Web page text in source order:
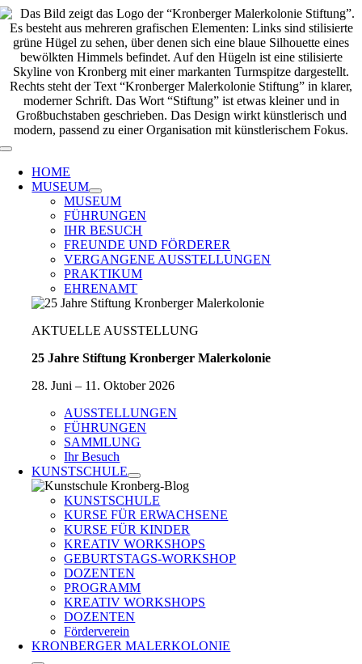
Zum
Inhalt
springen
Toggle
Navigation
HOME
MUSEUM
MUSEUM
FÜHRUNGEN
IHR BESUCH
FREUNDE UND FÖRDERER
VERGANGENE AUSSTELLUNGEN
PRAKTIKUM
EHRENAMT
AKTUELLE AUSSTELLUNG
25 Jahre Stiftung Kronberger Malerkolonie
28. Juni – 11. Oktober 2026
AUSSTELLUNGEN
FÜHRUNGEN
SAMMLUNG
Ihr Besuch
KUNSTSCHULE
KUNSTSCHULE
KURSE FÜR ERWACHSENE
KURSE FÜR KINDER
KREATIV WORKSHOPS
GEBURTSTAGS-WORKSHOP
DOZENTEN
PROGRAMM
KREATIV WORKSHOPS
DOZENTEN
Förderverein
KRONBERGER MALERKOLONIE